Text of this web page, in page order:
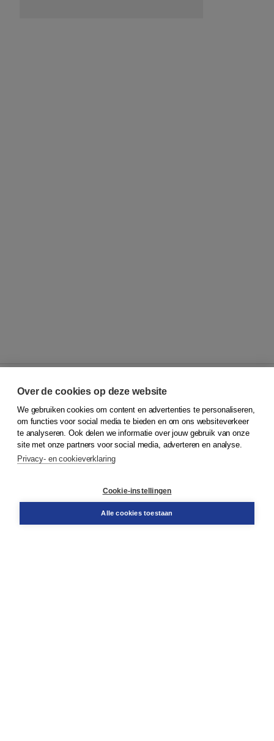
© 2026Koninklijke Boom uitgevers
Klantenservice
Service & informatie
Contact
Over de cookies op deze website
We gebruiken cookies om content en advertenties te personaliseren,
om functies voor social media te bieden en om ons websiteverkeer
te analyseren. Ook delen we informatie over jouw gebruik van onze
site met onze partners voor social media, adverteren en analyse.
Privacy- en cookieverklaring
Cookie-instellingen
Alle cookies toestaan